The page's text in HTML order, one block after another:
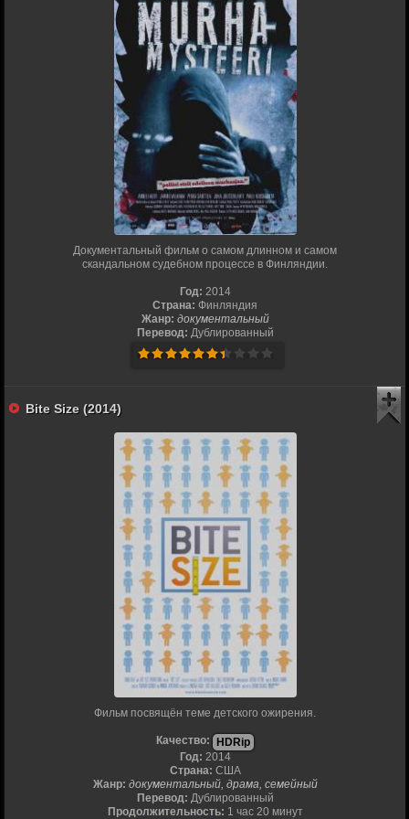
Документальный фильм о самом длинном и самом
скандальном судебном процессе в Финляндии.
Год: 2014
Страна: Финляндия
Жанр: документальный
Перевод: Дублированный
Bite Size (2014)
Фильм посвящён теме детского ожирения.
Качество:
HDRip
Год: 2014
Страна: США
Жанр: документальный, драма, семейный
Перевод: Дублированный
Продолжительность: 1 час 20 минут